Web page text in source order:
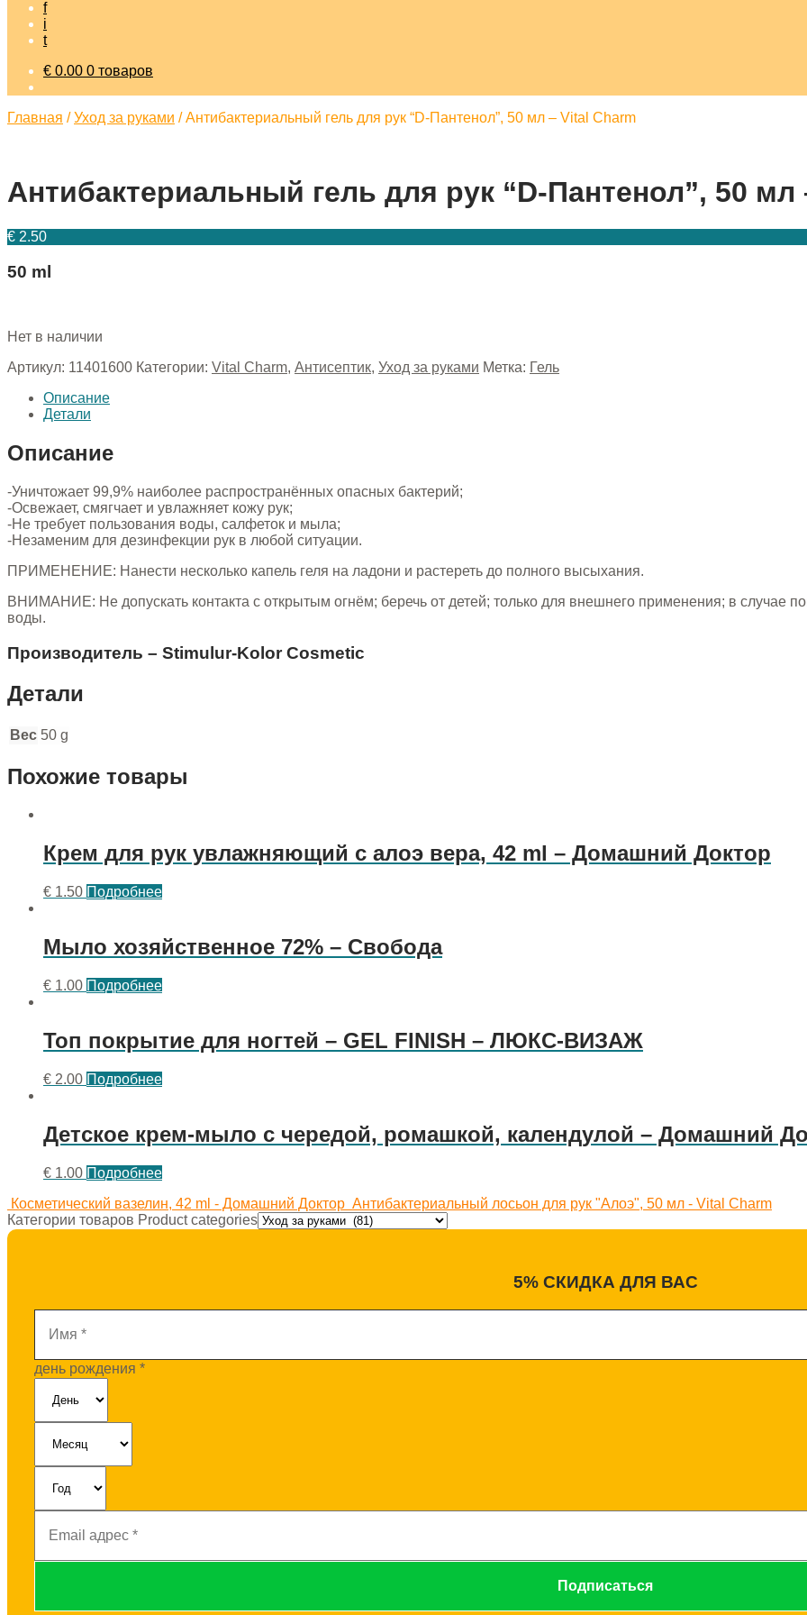
f
i
t
€ 0.00 0 товаров
Главная /Уход за руками /Антибактериальный гель для рук “D-Пантенол”, 50 мл – Vital Charm
Антибактериальный гель для рук “D-Пантенол”, 50 мл
€ 2.50
50 ml
Нет в наличии
Артикул: 11401600 Категории: Vital Charm, Антисептик, Уход за руками Метка: Гель
Описание
Детали
Описание
-Уничтожает 99,9% наиболее распространённых опасных бактерий;
-Освежает, смягчает и увлажняет кожу рук;
-Не требует пользования воды, салфеток и мыла;
-Незаменим для дезинфекции рук в любой ситуации.
ПРИМЕНЕНИЕ: Нанести несколько капель геля на ладони и растереть до полного высыхания.
ВНИМАНИЕ: Не допускать контакта с открытым огнём; беречь от детей; только для внешнего применения; в случае
воды.
Производитель – Stimulur-Kolor Cosmetic
Детали
Вес 50 g
Похожие товары
Крем для рук увлажняющий с алоэ вера, 42 ml – Домашний Доктор
€ 1.50 Подробнее
Мыло хозяйственное 72% – Свобода
€ 1.00 Подробнее
Топ покрытие для ногтей – GEL FINISH – ЛЮКС-ВИЗАЖ
€ 2.00 Подробнее
Детское крем-мыло с чередой, ромашкой, календулой – Домашний
€ 1.00 Подробнее
Косметический вазелин, 42 ml - Домашний Доктор Антибактериальный лосьон для рук "Алоэ", 50 мл - Vital Charm
Категории товаров Product categories
5% СКИДКА ДЛЯ ВАС
день рождения *
адрес